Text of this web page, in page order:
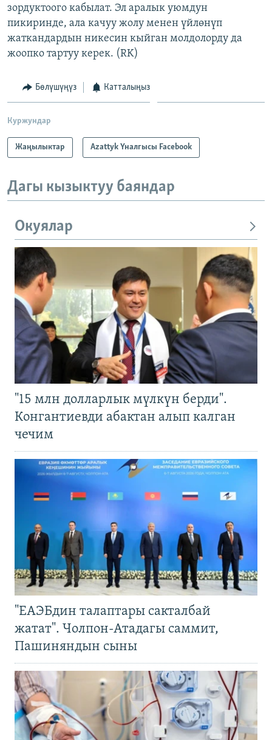
ЫҢГАЙСЫЗ СУРООЛОР
ЭЕ/АРнун бардык сайттары
зордуктоого кабылат. Эл аралык уюмдун
пикиринде, ала качуу жолу менен үйлөнүп
жаткандардын никесин кыйган молдолорду да
жоопко тартуу керек. (RK)
Бөлүшүңүз Катталыңыз
Куржундар
Жаңылыктар Azattyk Үналгысы Facebook
Дагы кызыктуу баяндар
Окуялар
"15 млн долларлык мүлкүн берди".
Конгантиевди абактан алып калган
чечим
"ЕАЭБдин талаптары сакталбай
жатат". Чолпон-Атадагы саммит,
Пашиняндын сыны